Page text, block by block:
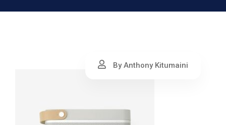
By Anthony Kitumaini